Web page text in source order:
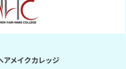
メイクカレッジ